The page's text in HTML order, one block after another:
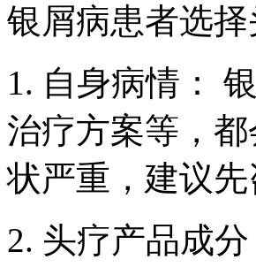
银屑病患者选
1. 自身病情：
治疗方案等，
状严重，建议
2. 头疗产品成